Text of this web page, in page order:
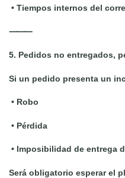
• Tiempos internos del
⸻
5. Pedidos no entregados,
Si un pedido presenta un
• Robo
• Pérdida
• Imposibilidad de entrega
Será obligatorio esperar el